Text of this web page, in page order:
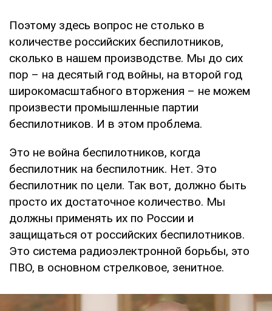
Поэтому здесь вопрос не столько в
количестве российских беспилотников,
сколько в нашем производстве. Мы до сих
пор – на десятый год войны, на второй год
широкомасштабного вторжения – не можем
произвести промышленные партии
беспилотников. И в этом проблема.
Это не война беспилотников, когда
беспилотник на беспилотник. Нет. Это
беспилотник по цели. Так вот, должно быть
просто их достаточное количество. Мы
должны применять их по России и
защищаться от российских беспилотников.
Это система радиоэлектронной борьбы, это
ПВО, в основном стрелковое, зенитное.